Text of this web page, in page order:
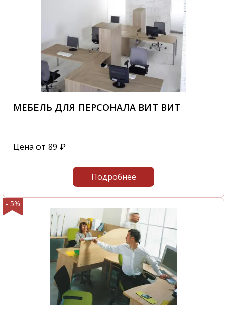
МЕБЕЛЬ ДЛЯ ПЕРСОНАЛА ВИТ ВИТ
Цена от 89 ₽
Подробнее
- 5%